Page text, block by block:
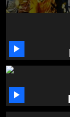
32
seconds

